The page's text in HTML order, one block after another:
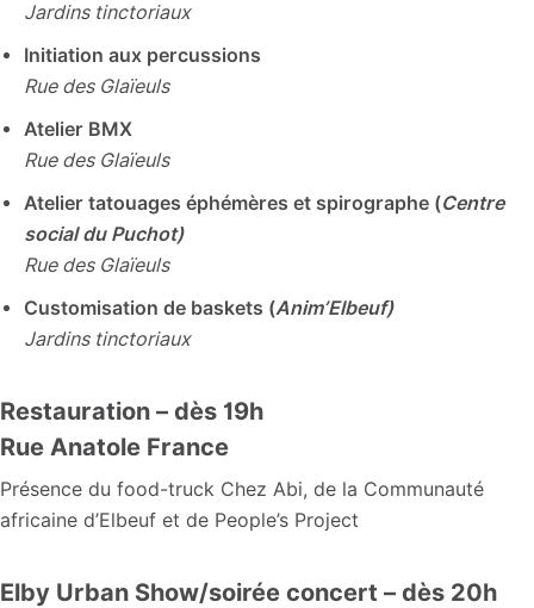
Jardins tinctoriaux
Initiation aux percussions
Rue des Glaïeuls
Atelier BMX
Rue des Glaïeuls
Atelier tatouages éphémères et spirographe (Centre
social du Puchot)
Rue des Glaïeuls
Customisation de baskets (Anim’Elbeuf)
Jardins tinctoriaux
Restauration – dès 19h
Rue Anatole France
Présence du food-truck Chez Abi, de la Communauté
africaine d’Elbeuf et de People’s Project
Elby Urban Show/soirée concert – dès 20h